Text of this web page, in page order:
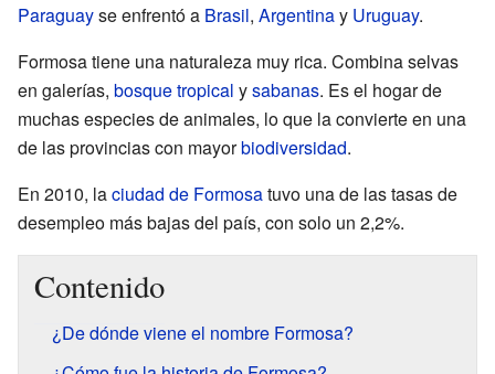
Paraguayse enfrentó a Brasil, Argentinay Uruguay.
Formosa tiene una naturaleza muy rica. Combina selvas
en galerías, bosque tropical ysabanas. Es el hogar de
muchas especies de animales, lo que la convierte en una
de las provincias con mayorbiodiversidad.
En 2010, laciudad de Formosatuvo una de las tasas de
desempleo más bajas del país, con solo un 2,2%.
Contenido
¿De dónde viene el nombre Formosa?